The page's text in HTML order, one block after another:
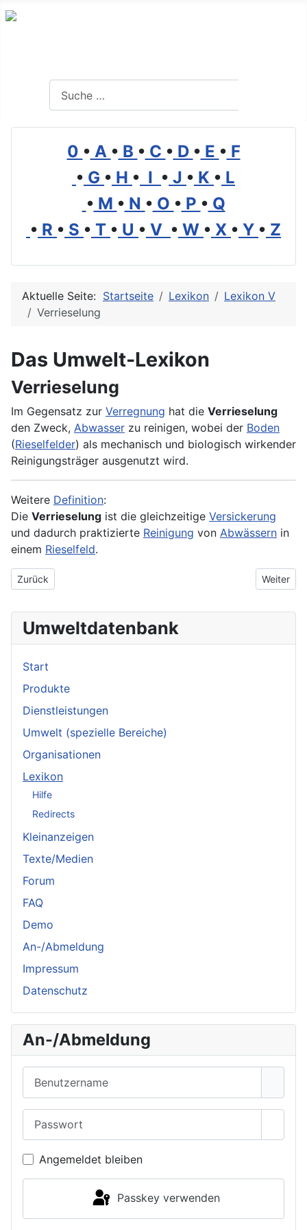
0 • A • B • C • D • E • F
• G • H • I • J • K • L
• M • N • O • P • Q
• R • S • T • U • V • W • X • Y • Z
Aktuelle Seite: Startseite Lexikon
Lexikon V
Verrieselung
Das Umwelt-Lexikon
Verrieselung
Im Gegensatz zur Verregnung hat die Verrieselung
den Zweck, Abwasser zu reinigen, wobei der Boden
(Rieselfelder) als mechanisch und biologisch wirkender
Reinigungsträger ausgenutzt wird.
Weitere Definition:
Die Verrieselung ist die gleichzeitige Versickerung
und dadurch praktizierte Reinigung von Abwässern in
einem Rieselfeld.
Vorheriger Beitrag: Verregnung von Abwasser
Zurück Nächster
Weiter
Umweltdatenbank
Start
Produkte
Dienstleistungen
Umwelt (spezielle Bereiche)
Organisationen
Lexikon
Hilfe
Redirects
Kleinanzeigen
Texte/Medien
Forum
FAQ
Demo
An-/Abmeldung
Impressum
Datenschutz
An-/Abmeldung
Angemeldet bleiben
Passkey verwenden